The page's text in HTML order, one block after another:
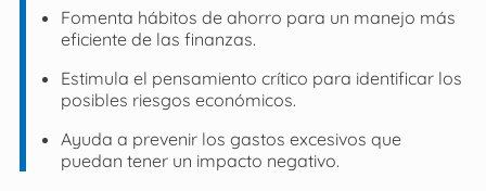
Fomenta hábitos de ahorro para un manejo más
eficiente de las finanzas.
Estimula el pensamiento crítico para identificar los
posibles riesgos económicos.
Ayuda a prevenir los gastos excesivos que
puedan tener un impacto negativo.